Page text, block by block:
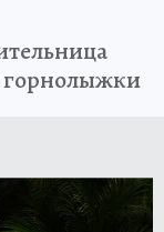
горнолыжки